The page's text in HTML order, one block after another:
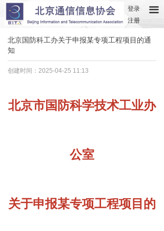
끀
登录
注册
创建时间： 2025-04-25 11:13
北京市国防科学技术工业办
公室
关于申报某专项工程项目的
北京国防科工办关于申报某专项工程项目的通
知